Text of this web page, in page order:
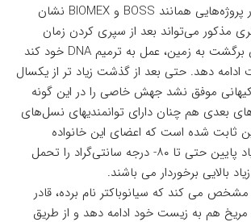
پژوهش‌های قبلی در پروژه‌هایی همانند BOSS و ‌BIOMEX نشان
مذکور می‌تواند بعد از سپری کردن زمان
وقتی در فضا و زمان برگشت به زمین، عمل به ترمیم DNA خود کند
دهد. حتی بعد از گذشت زیاد تر از یکسال
کیهانی موفق نشد جهش خاصی را در این گونه
بعدی هم چنان دارای توانمندیهای نسل‌های
ثابت شده است که اعضای این خانواده
می‌توانند دماهای زیاد پایین حتی تا ۸۰- درجه سانتی‌گراد را تحمل
بالایی برخوردار می باشند.
مشخص می کند که سیانوباکتر نام برده، قادر
هم به زیست خود ادامه دهد و از طریق